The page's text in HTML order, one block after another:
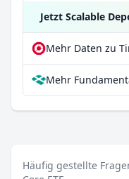
Jetzt Scalable
Häufig gestellte